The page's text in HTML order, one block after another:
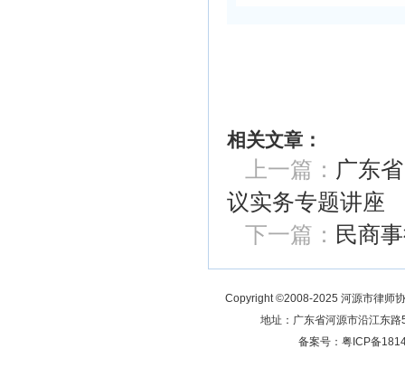
相关文章：
上一篇： 广东
议实务专题讲座
下一篇： 民商
Copyright ©2008-2025 河源市律师
地址：广东省河源市沿江东
备案号： 粤ICP备